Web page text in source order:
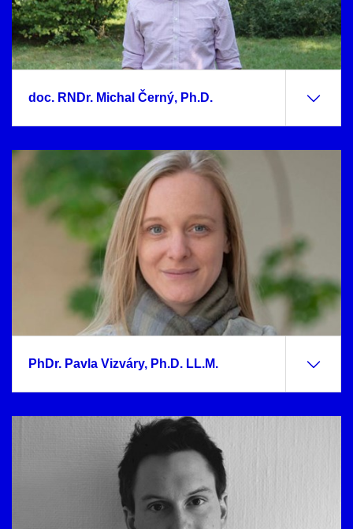
doc. RNDr. Michal Černý, Ph.D.
PhDr. Pavla Vizváry, Ph.D. LL.M.